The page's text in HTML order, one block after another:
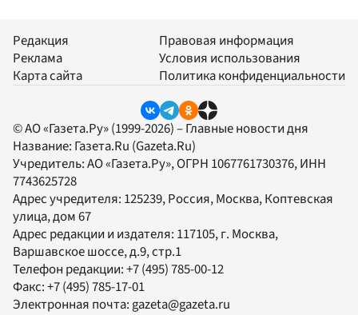
Редакция
Реклама
Карта сайта
Правовая информация
Условия использования
Политика конфиденциальности
© АО «Газета.Ру» (1999-2026) – Главные новости дня
Название: Газета.Ru (Gazeta.Ru)
Учредитель:АО «Газета.Ру», ОГРН 1067761730376, ИНН
7743625728
Адрес учредителя: 125239, Россия, Москва, Коптевская
улица, дом 67
Адрес редакции и издателя: 117105, г. Москва,
Варшавское шоссе, д.9, стр.1
Телефон редакции:+7 (495) 785-00-12
Факс:+7 (495) 785-17-01
Электронная почта: gazeta@gazeta.ru